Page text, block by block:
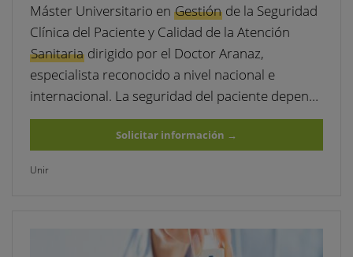
Máster Universitario en Gestiónde la Seguridad
Clínica del Paciente y Calidad de la Atención
Sanitariadirigido por el Doctor Aranaz,
especialista reconocido a nivel nacional e
internacional. La seguridad del paciente depen…
Solicitar información →
Unir